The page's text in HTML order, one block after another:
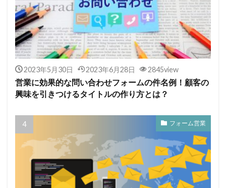
2023年5月30日 2023年6月28日 2845view
営業に効果的な問い合わせフォームの件名例！顧客の
興味を引きつけるタイトルの作り方とは？
フォーム営業